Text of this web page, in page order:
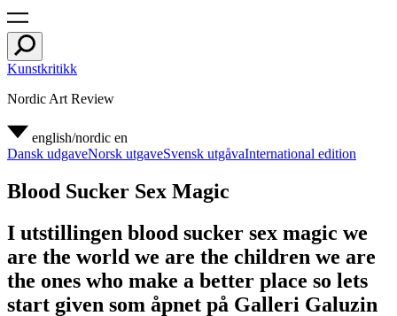
Kunstkritikk
Nordic Art Review
english/nordic en
Dansk udgaveNorsk utgaveSvensk utgåvaInternational edition
Blood Sucker Sex Magic
I utstillingen blood sucker sex magic we
are the world we are the children we are
the ones who make a better place so lets
start given som åpnet på Galleri Galuzin